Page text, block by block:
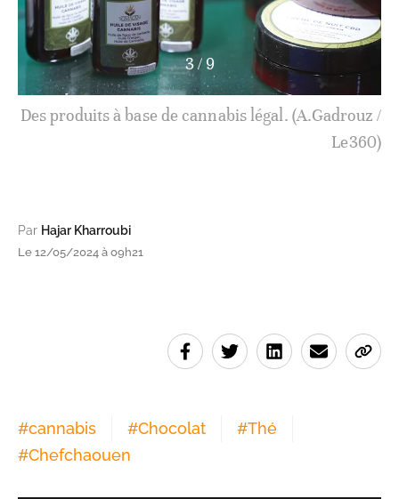
3/ 9
Des produits à base de cannabis légal. (A.Gadrouz /
Le360)
Par Hajar Kharroubi
Le 12/05/2024 à 09h21
#cannabis #Chocolat #Thé
#Chefchaouen